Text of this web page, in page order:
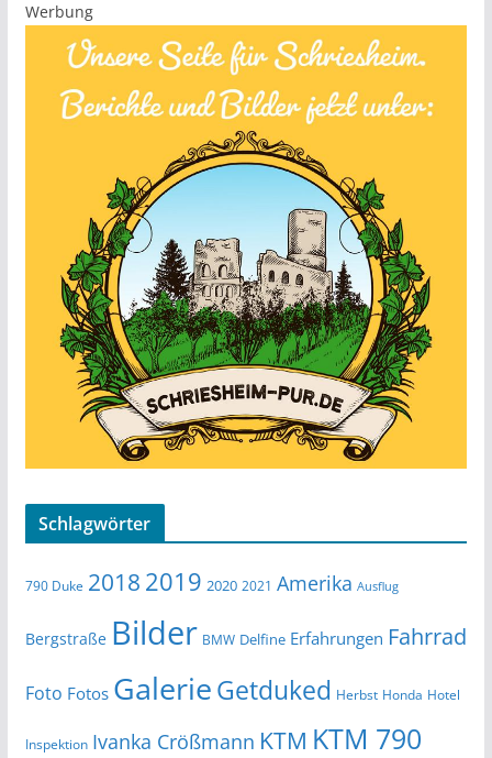
Werbung
Schlagwörter
790 Duke 2018 2019 2020 2021 Amerika Ausflug
Bergstraße Bilder BMW Delfine Erfahrungen Fahrrad
Foto Fotos GalerieGetduked Herbst Honda Hotel
Inspektion Ivanka Crößmann KTM KTM 790